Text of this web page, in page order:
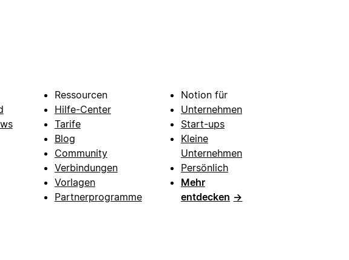
Ressourcen
Hilfe-Center
Tarife
Blog
Community
Verbindungen
Vorlagen
Partnerprogramme
Notion für
Unternehmen
Start-ups
Kleine
Unternehmen
Persönlich
Mehr
entdecken →